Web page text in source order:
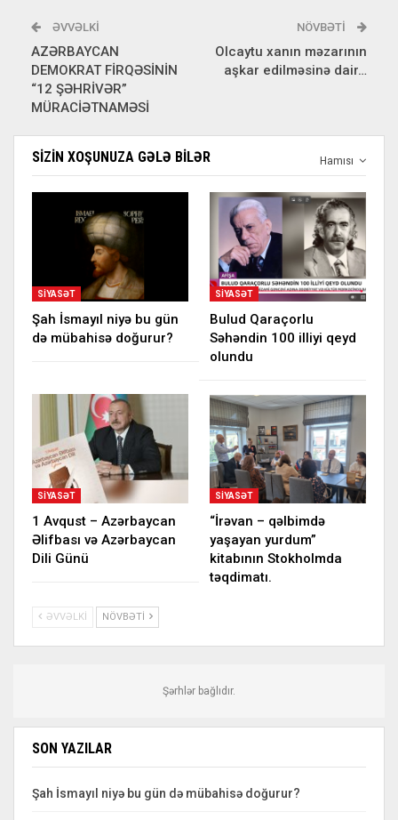
ƏVVƏLKI
AZƏRBAYCAN
DEMOKRAT FİRQƏSİNİN
“12 ŞƏHRİVƏR”
MÜRACİƏTNAMƏSİ
NÖVBƏTI
Olcaytu xanın məzarının
aşkar edilməsinə dair…
Hamısı
SIZIN XOŞUNUZA GƏLƏ BILƏR
SIYASƏT
Şah İsmayıl niyə bu gün
də mübahisə doğurur?
SIYASƏT
Bulud Qaraçorlu
Səhəndin 100 illiyi qeyd
olundu
SIYASƏT
1 Avqust – Azərbaycan
Əlifbası və Azərbaycan
Dili Günü
SIYASƏT
“İrəvan – qəlbimdə
yaşayan yurdum”
kitabının Stokholmda
təqdimatı.
ƏVVƏLKI NÖVBƏTI
Şərhlər bağlıdır.
SON YAZILAR
Şah İsmayıl niyə bu gün də mübahisə doğurur?